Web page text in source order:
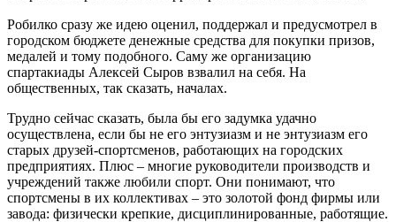
Робилко сразу же идею оценил, поддержал и предусмотрел в
городском бюджете денежные средства для покупки призов,
медалей и тому подобного. Саму же организацию
спартакиады Алексей Сыров взвалил на себя. На
общественных, так сказать, началах.
Трудно сейчас сказать, была бы его задумка удачно
осуществлена, если бы не его энтузиазм и не энтузиазм его
старых друзей-спортсменов, работающих на городских
предприятиях. Плюс – многие руководители производств и
учреждений также любили спорт. Они понимают, что
спортсмены в их коллективах – это золотой фонд фирмы или
завода: физически крепкие, дисциплинированные, работящие.